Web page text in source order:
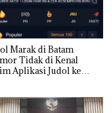
Marak di Batam
Tidak di Kenal
Aplikasi Judol ke